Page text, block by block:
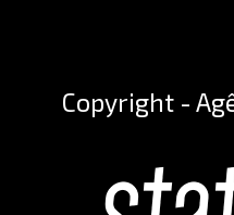
Copyright -